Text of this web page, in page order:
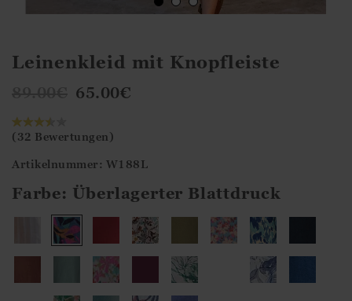
Leinenkleid mit Knopfleiste
65.00€
(32 Bewertungen)
Artikelnummer: W188L
Farbe: Überlagerter Blattdruck